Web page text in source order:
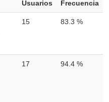
Usuarios Frecuencia
15 83.3 %
17 94.4 %